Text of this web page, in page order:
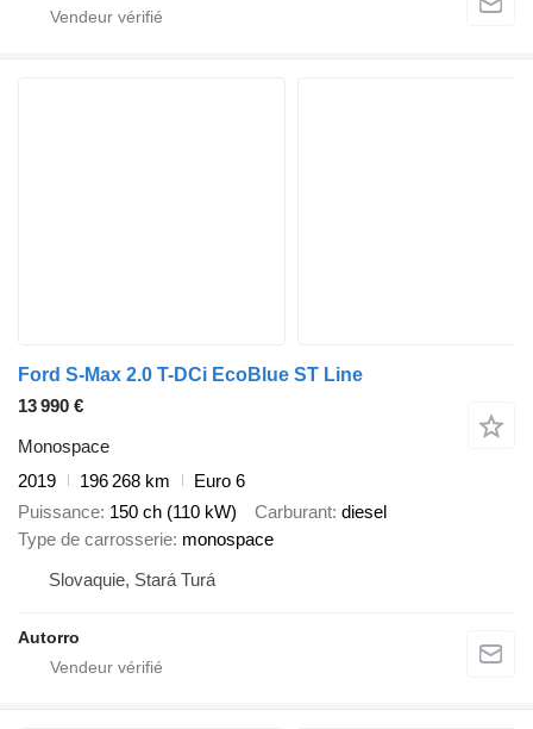
Ford S-Max 2.0 T-DCi EcoBlue ST Line
13 990 €
Monospace
2019
196 268 km
Euro 6
Puissance 150 ch (110 kW) Carburant diesel
Type de carrosserie monospace
Slovaquie, Stará Turá
Autorro